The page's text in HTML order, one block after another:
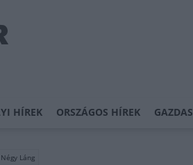
HÍREK ORSZÁGOS HÍREK
Négy Láng